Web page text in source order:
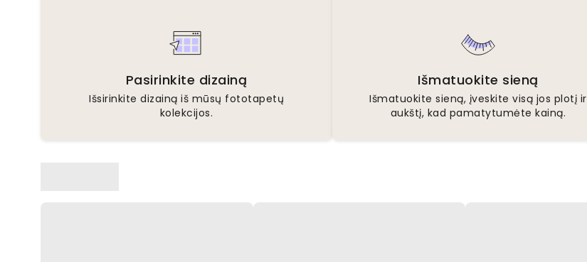
Pasirinkite dizainą
Išsirinkite dizainą iš mūsų fototapetų
kolekcijos.
Išmatuokite sieną
Išmatuokite sieną, įveskite visą jos plotį ir
aukštį, kad pamatytumėte kainą.